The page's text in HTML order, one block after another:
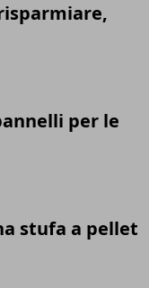
per le
stufa a pellet